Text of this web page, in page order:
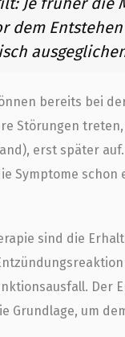
dem
bereits bei
Störungen
erst später
Symptome
sind die
Der
Grundlage, um